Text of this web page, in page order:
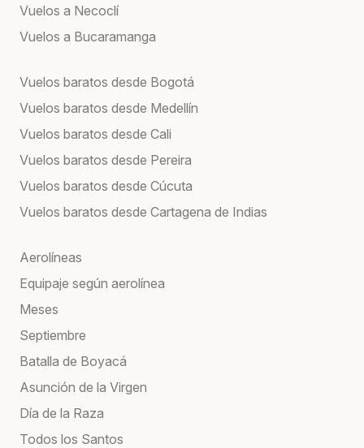
Vuelos a Necoclí
Vuelos a Bucaramanga
Vuelos baratos desde Bogotá
Vuelos baratos desde Medellín
Vuelos baratos desde Cali
Vuelos baratos desde Pereira
Vuelos baratos desde Cúcuta
Vuelos baratos desde Cartagena de Indias
Aerolíneas
Equipaje según aerolínea
Meses
Septiembre
Batalla de Boyacá
Asunción de la Virgen
Día de la Raza
Todos los Santos